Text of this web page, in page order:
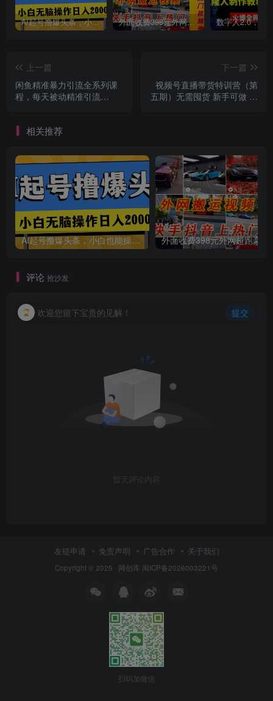
AI起号撸爆头条，小白也能操作，日入2000+ 外面收费398元外网超跑豪车汽车视频搬运至快手抖音上热门项目
上一篇
闲鱼精准暴力引流全系列课
程，每天被动精准引流
下一篇
视频号直播带货特训营（第
五期）无需囤货 新手可做 已
相关推荐
AI起号撸爆头条，小白也能操作，日入2000+
评论 抢沙发
欢迎您留下宝贵的见解！ 提交
暂无评论内容
友链申请 免责声明 广告合作 关于我们
Copyright © 2025 · 网创库 闽ICP备2026003221号
扫码加微信